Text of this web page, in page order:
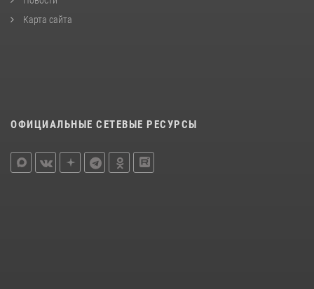
Карта сайта
ОФИЦИАЛЬНЫЕ СЕТЕВЫЕ РЕСУРСЫ